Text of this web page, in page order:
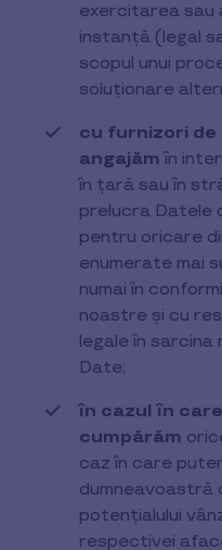
exercitarea sau
instanță (legal
scopul unui
soluționare
cu furnizori de
angajăm în
în țară sau în
prelucra Datele
pentru oricare
enumerate mai
numai în
noastre și cu
legale în
Date;
în cazul în
cumpărăm
caz în care
dumneavoastră
potențialului
respectivei